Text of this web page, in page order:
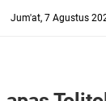
Jum'at, 7 Agustus